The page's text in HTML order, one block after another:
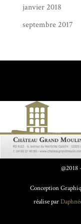
janvier 2018
septembre 2017
@2018 -
Conception
réalise par